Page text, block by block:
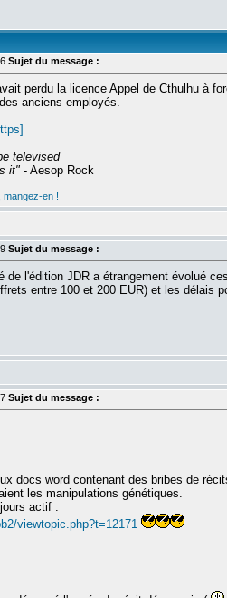
Sujet du message :
perdu la licence Appel de Cthulhu
anciens employés.
televised
it"- Aesop Rock
mangez-en !
Sujet du message :
de l'édition JDR a étrangement évolué
entre 100 et 200 EUR) et les délais
Sujet du message :
docs word contenant des bribes de
les manipulations génétiques.
actif :
viewtopic.php?t=12171